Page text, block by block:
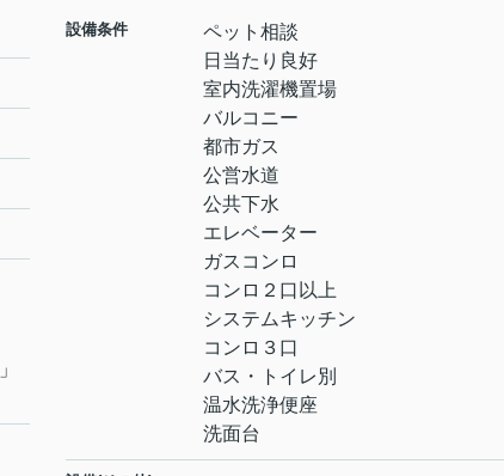
」
設備条件
ペット相談
日当たり良好
室内洗濯機置場
バルコニー
都市ガス
公営水道
公共下水
エレベーター
ガスコンロ
コンロ２口以上
システムキッチン
コンロ３口
バス・トイレ別
温水洗浄便座
洗面台